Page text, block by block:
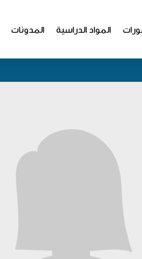
المواد الدراسية المدونات